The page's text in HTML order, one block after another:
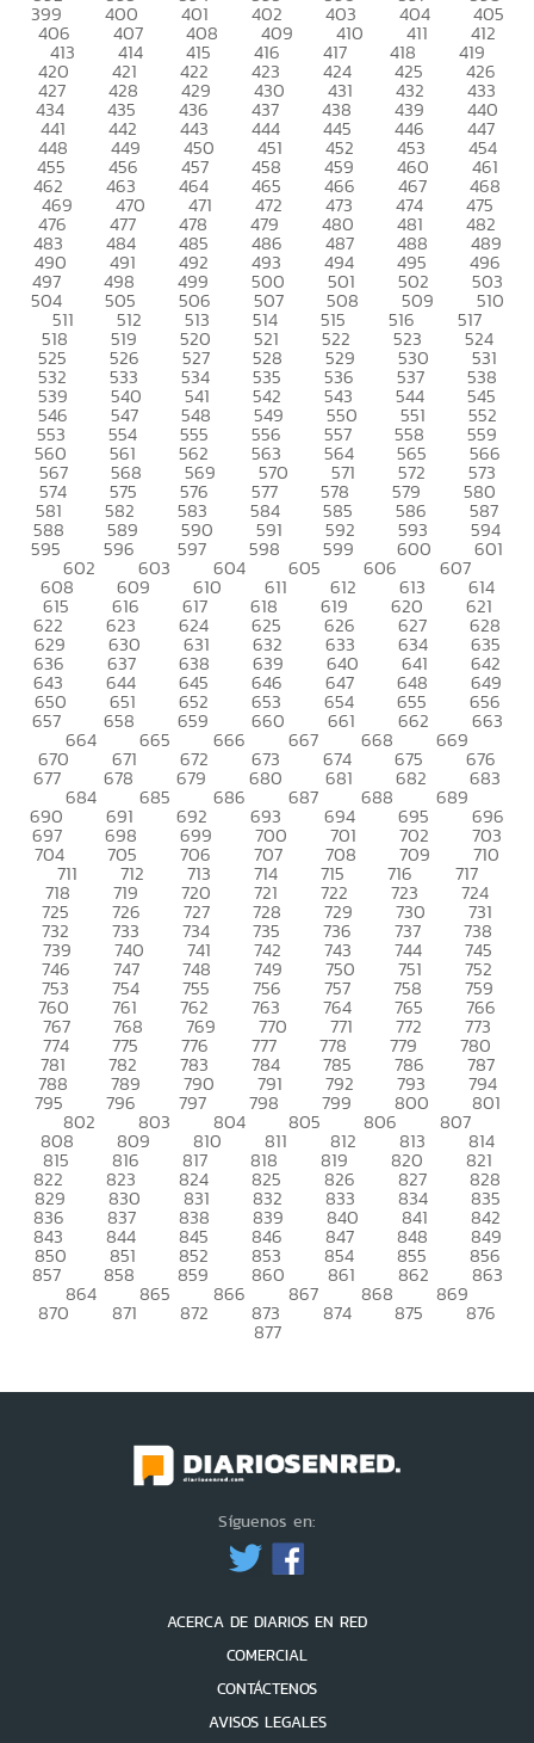
399 400 401 402 403 404 405
406 407 408 409 410 411 412
413 414 415 416 417 418 419
420 421 422 423 424 425 426
427 428 429 430 431 432 433
434 435 436 437 438 439 440
441 442 443 444 445 446 447
448 449 450 451 452 453 454
455 456 457 458 459 460 461
462 463 464 465 466 467 468
469 470 471 472 473 474 475
476 477 478 479 480 481 482
483 484 485 486 487 488 489
490 491 492 493 494 495 496
497 498 499 500 501 502 503
504 505 506 507 508 509 510
511 512 513 514 515 516 517
518 519 520 521 522 523 524
525 526 527 528 529 530 531
532 533 534 535 536 537 538
539 540 541 542 543 544 545
546 547 548 549 550 551 552
553 554 555 556 557 558 559
560 561 562 563 564 565 566
567 568 569 570 571 572 573
574 575 576 577 578 579 580
581 582 583 584 585 586 587
588 589 590 591 592 593 594
595 596 597 598 599 600 601
602 603 604 605 606 607
608 609 610 611 612 613 614
615 616 617 618 619 620 621
622 623 624 625 626 627 628
629 630 631 632 633 634 635
636 637 638 639 640 641 642
643 644 645 646 647 648 649
650 651 652 653 654 655 656
657 658 659 660 661 662 663
664 665 666 667 668 669
670 671 672 673 674 675 676
677 678 679 680 681 682 683
684 685 686 687 688 689
690 691 692 693 694 695 696
697 698 699 700 701 702 703
704 705 706 707 708 709 710
711 712 713 714 715 716 717
718 719 720 721 722 723 724
725 726 727 728 729 730 731
732 733 734 735 736 737 738
739 740 741 742 743 744 745
746 747 748 749 750 751 752
753 754 755 756 757 758 759
760 761 762 763 764 765 766
767 768 769 770 771 772 773
774 775 776 777 778 779 780
781 782 783 784 785 786 787
788 789 790 791 792 793 794
795 796 797 798 799 800 801
802 803 804 805 806 807
808 809 810 811 812 813 814
815 816 817 818 819 820 821
822 823 824 825 826 827 828
829 830 831 832 833 834 835
836 837 838 839 840 841 842
843 844 845 846 847 848 849
850 851 852 853 854 855 856
857 858 859 860 861 862 863
864 865 866 867 868 869
870 871 872 873 874 875 876
877
Síguenos en:
ACERCA DE DIARIOS EN RED
COMERCIAL
CONTÁCTENOS
AVISOS LEGALES